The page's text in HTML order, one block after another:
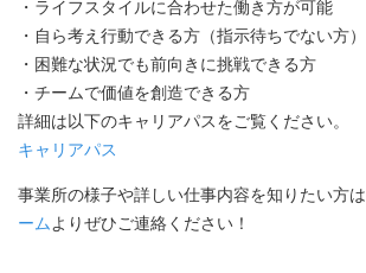
・ライフスタイルに合わせた働き方が可能
・自ら考え行動できる方（指示待ちでない方）
・困難な状況でも前向きに挑戦できる方
・チームで価値を創造できる方
詳細は以下のキャリアパスをご覧ください。
キャリアパス
事業所の様子や詳しい仕事内容を知りたい方は
ーム よりぜひご連絡ください！